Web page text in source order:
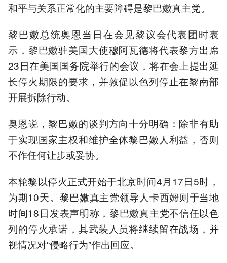
和平与关系正常化的主要障碍是黎巴嫩真主党。
黎巴嫩总统奥恩当日在会见黎议会代表团时表
示，黎巴嫩驻美国大使穆阿瓦德将代表黎方出席
23日在美国国务院举行的会议，将在会上提出延
长停火期限的要求，并敦促以色列停止在黎南部
开展拆除行动。
奥恩说，黎巴嫩的谈判方向十分明确：除非有助
于实现国家主权和维护全体黎巴嫩人利益，否则
不作任何让步或妥协。
本轮黎以停火正式开始于北京时间4月17日5时，
为期10天。黎巴嫩真主党领导人卡西姆则于当地
时间18日发表声明称，黎巴嫩真主党不信任以色
列的停火承诺，其武装人员将继续留在战场，并
视情况对“侵略行为”作出回应。